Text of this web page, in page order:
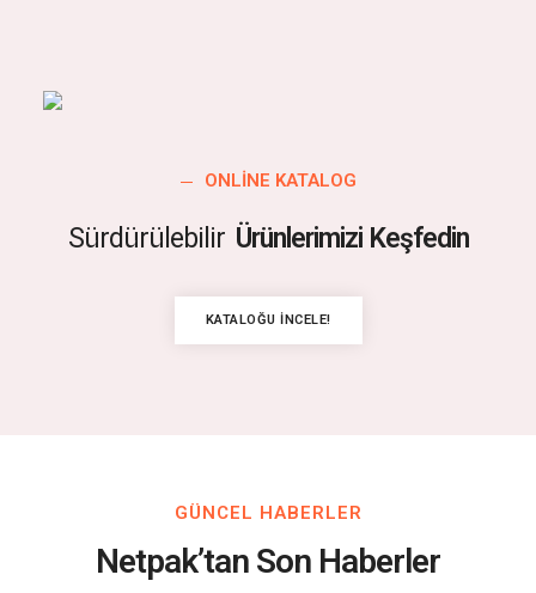
ONLINE KATALOG
Sürdürülebilir Ürünlerimizi Keşfedin
KATALOĞU İNCELE!
GÜNCEL HABERLER
Netpak’tan Son Haberler